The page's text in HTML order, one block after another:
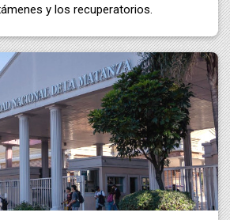
y los recuperatorios.